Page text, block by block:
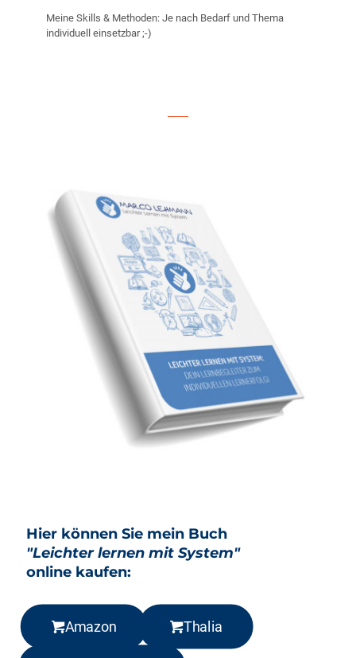
Meine Skills & Methoden: Je nach Bedarf und Thema
individuell einsetzbar ;-)
Hier können Sie mein Buch
"Leichter lernen mit System"
online kaufen:
Amazon Thalia